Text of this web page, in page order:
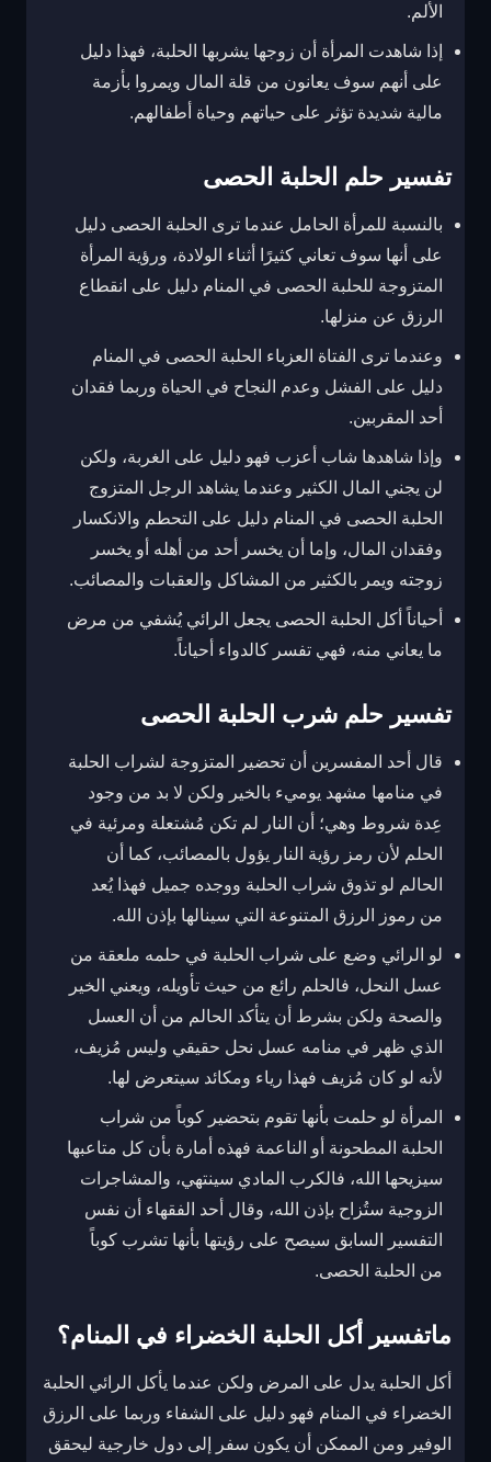
الألم.
إذا شاهدت المرأة أن زوجها يشربها الحلبة، فهذا دليل
على أنهم سوف يعانون من قلة المال ويمروا بأزمة
مالية شديدة تؤثر على حياتهم وحياة أطفالهم.
تفسير حلم الحلبة الحصى
بالنسبة للمرأة الحامل عندما ترى الحلبة الحصى دليل
على أنها سوف تعاني كثيرًا أثناء الولادة، ورؤية المرأة
المتزوجة للحلبة الحصى في المنام دليل على انقطاع
الرزق عن منزلها.
وعندما ترى الفتاة العزباء الحلبة الحصى في المنام
دليل على الفشل وعدم النجاح في الحياة وربما فقدان
أحد المقربين.
وإذا شاهدها شاب أعزب فهو دليل على الغربة، ولكن
لن يجني المال الكثير وعندما يشاهد الرجل المتزوج
الحلبة الحصى في المنام دليل على التحطم والانكسار
وفقدان المال، وإما أن يخسر أحد من أهله أو يخسر
زوجته ويمر بالكثير من المشاكل والعقبات والمصائب.
أحياناً أكل الحلبة الحصى يجعل الرائي يُشفي من مرض
ما يعاني منه، فهي تفسر كالدواء أحياناً.
تفسير حلم شرب الحلبة الحصى
قال أحد المفسرين أن تحضير المتزوجة لشراب الحلبة
في منامها مشهد يوميء بالخير ولكن لا بد من وجود
عِدة شروط وهي؛ أن النار لم تكن مُشتعلة ومرئية في
الحلم لأن رمز رؤية النار يؤول بالمصائب، كما أن
الحالم لو تذوق شراب الحلبة ووجده جميل فهذا يُعد
من رموز الرزق المتنوعة التي سينالها بإذن الله.
لو الرائي وضع على شراب الحلبة في حلمه ملعقة من
عسل النحل، فالحلم رائع من حيث تأويله، ويعني الخير
والصحة ولكن بشرط أن يتأكد الحالم من أن العسل
الذي ظهر في منامه عسل نحل حقيقي وليس مُزيف،
لأنه لو كان مُزيف فهذا رياء ومكائد سيتعرض لها.
المرأة لو حلمت بأنها تقوم بتحضير كوباً من شراب
الحلبة المطحونة أو الناعمة فهذه أمارة بأن كل متاعبها
سيزيحها الله، فالكرب المادي سينتهي، والمشاجرات
الزوجية ستُزاح بإذن الله، وقال أحد الفقهاء أن نفس
التفسير السابق سيصح على رؤيتها بأنها تشرب كوباً
من الحلبة الحصى.
ماتفسير أكل الحلبة الخضراء في المنام؟
أكل الحلبة يدل على المرض ولكن عندما يأكل الرائي الحلبة
الخضراء في المنام فهو دليل على الشفاء وربما على الرزق
الوفير ومن الممكن أن يكون سفر إلى دول خارجية ليحقق